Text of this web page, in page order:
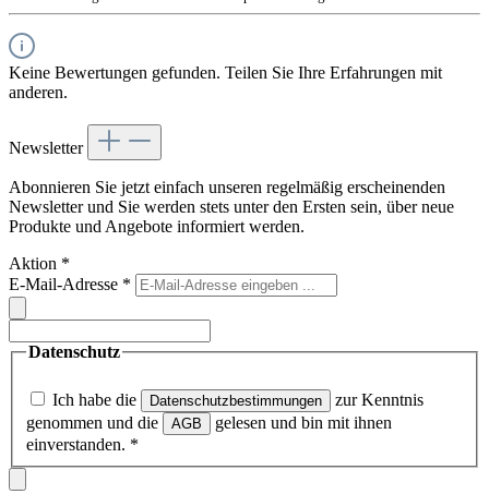
Keine Bewertungen gefunden. Teilen Sie Ihre Erfahrungen mit
anderen.
Newsletter
Abonnieren Sie jetzt einfach unseren regelmäßig erscheinenden
Newsletter und Sie werden stets unter den Ersten sein, über neue
Produkte und Angebote informiert werden.
Aktion *
E-Mail-Adresse *
Datenschutz
Ich habe die Datenschutzbestimmungen
zur Kenntnis
genommen und die
AGB
gelesen und bin mit ihnen
einverstanden. *